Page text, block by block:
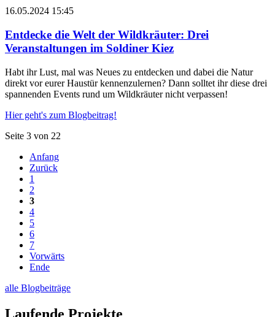
16.05.2024 15:45
Entdecke die Welt der Wildkräuter: Drei
Veranstaltungen im Soldiner Kiez
Habt ihr Lust, mal was Neues zu entdecken und dabei die Natur
direkt vor eurer Haustür kennenzulernen? Dann solltet ihr diese drei
spannenden Events rund um Wildkräuter nicht verpassen!
Hier geht's zum Blogbeitrag!
Seite 3 von 22
Anfang
Zurück
1
2
3
4
5
6
7
Vorwärts
Ende
alle Blogbeiträge
Laufende Projekte